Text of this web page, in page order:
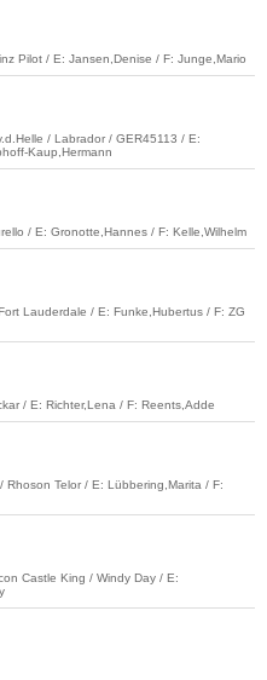
Pilot / E: Jansen,Denise / F: Junge,Mario
/ Labrador / GER45113 / E:
Kaup,Hermann
/ E: Gronotte,Hannes / F: Kelle,Wilhelm
Lauderdale / E: Funke,Hubertus / F: ZG
/ E: Richter,Lena / F: Reents,Adde
Telor / E: Lübbering,Marita / F:
Castle King / Windy Day / E: